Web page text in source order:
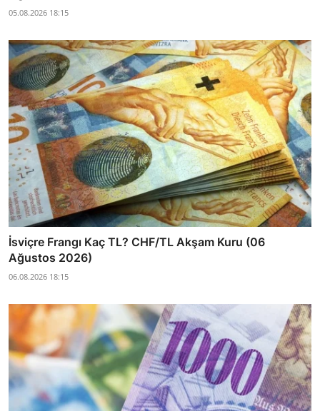
05.08.2026 18:15
İsviçre Frangı Kaç TL? CHF/TL Akşam Kuru (06
Ağustos 2026)
06.08.2026 18:15